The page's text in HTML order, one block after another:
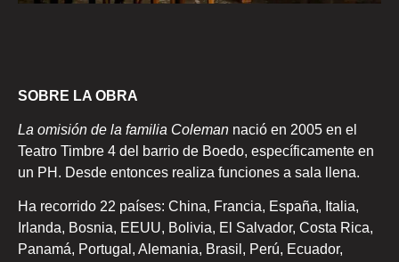
SOBRE LA OBRA
La omisión de la familia Coleman nació en 2005 en el
Teatro Timbre 4 del barrio de Boedo, específicamente en
un PH. Desde entonces realiza funciones a sala llena.
Ha recorrido 22 países: China, Francia, España, Italia,
Irlanda, Bosnia, EEUU, Bolivia, El Salvador, Costa Rica,
Panamá, Portugal, Alemania, Brasil, Perú, Ecuador,